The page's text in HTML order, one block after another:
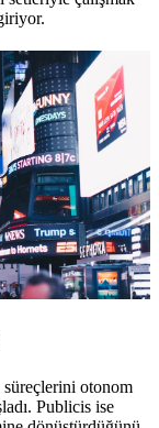
süreçlerini otonom
Publicis ise